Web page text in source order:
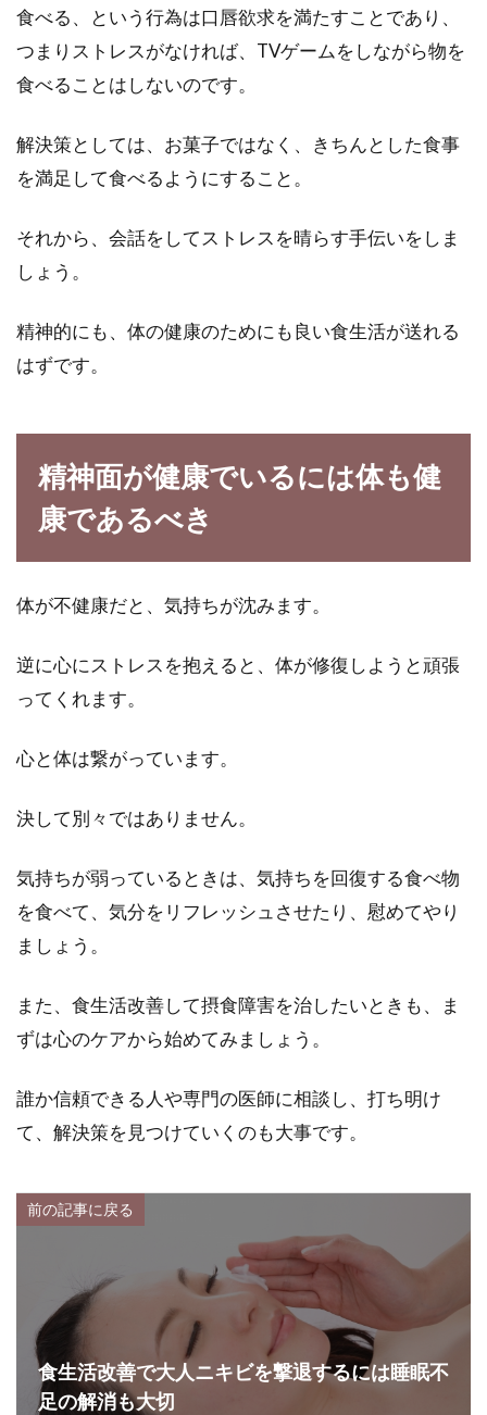
食べる、という行為は口唇欲求を満たすことであり、
つまりストレスがなければ、TVゲームをしながら物を
食べることはしないのです。
解決策としては、お菓子ではなく、きちんとした食事
を満足して食べるようにすること。
それから、会話をしてストレスを晴らす手伝いをしま
しょう。
精神的にも、体の健康のためにも良い食生活が送れる
はずです。
精神面が健康でいるには体も健
康であるべき
体が不健康だと、気持ちが沈みます。
逆に心にストレスを抱えると、体が修復しようと頑張
ってくれます。
心と体は繋がっています。
決して別々ではありません。
気持ちが弱っているときは、気持ちを回復する食べ物
を食べて、気分をリフレッシュさせたり、慰めてやり
ましょう。
また、食生活改善して摂食障害を治したいときも、ま
ずは心のケアから始めてみましょう。
誰か信頼できる人や専門の医師に相談し、打ち明け
て、解決策を見つけていくのも大事です。
前の記事に戻る
食生活改善で大人ニキビを撃退するには睡眠不
足の解消も大切